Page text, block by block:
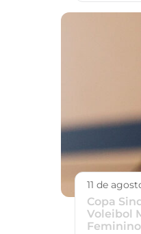
11 de
Copa
Voleibol
Feminino